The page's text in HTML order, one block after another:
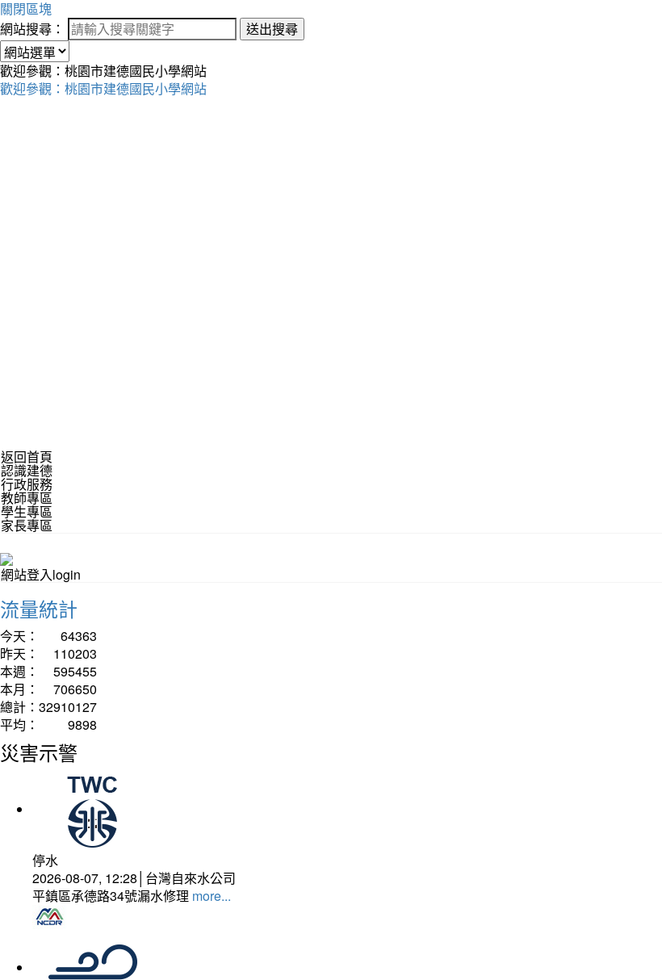
關閉區塊
網站搜尋：
送出搜尋
歡迎參觀：桃園市建德國民小學網站
歡迎參觀：桃園市建德國民小學網站
返回首頁
認識建德
行政服務
教師專區
學生專區
家長專區
網站登入login
流量統計
今天：
64363
昨天：
110203
本週：
595455
本月：
706650
總計： 32910127
平均：
9898
災害示警
停水
2026-08-07, 12:28│台灣自來水公司
平鎮區承德路34號漏水修理 more...